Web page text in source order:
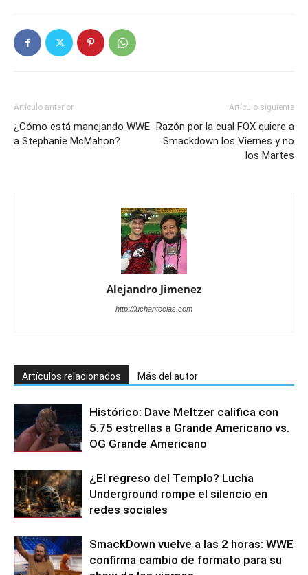
Artículo anterior
¿Cómo está manejando WWE
a Stephanie McMahon?
Artículo siguiente
Razón por la cual FOX quiere a
Smackdown los Viernes y no
los Martes
Alejandro Jimenez
http://luchantocias.com
Artículos relacionados Más del autor
Histórico: Dave Meltzer califica con
5.75 estrellas a Grande Americano vs.
OG Grande Americano
¿El regreso del Templo? Lucha
Underground rompe el silencio en
redes sociales
SmackDown vuelve a las 2 horas: WWE
confirma cambio de formato para su